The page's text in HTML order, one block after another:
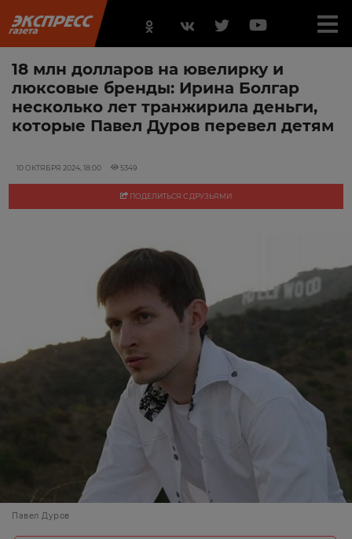
18 млн долларов на ювелирку и
люксовые бренды: Ирина Болгар
несколько лет транжирила деньги,
которые Павел Дуров перевел детям
10 ОКТЯБРЯ 2024, 18:00 5349
ПОДЕЛИТЬСЯ С ДРУЗЬЯМИ
Павел Дуров